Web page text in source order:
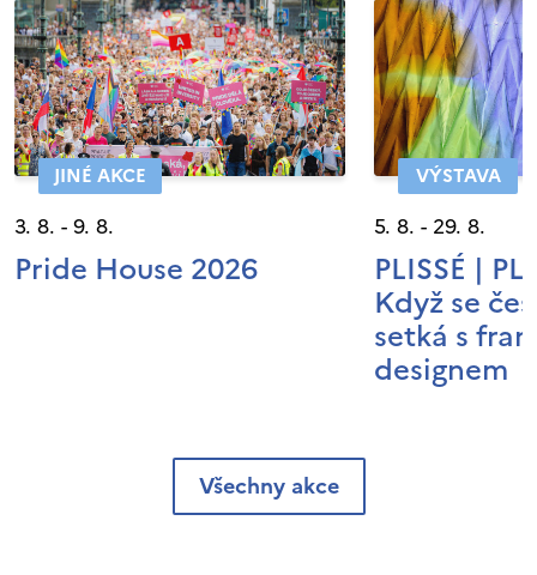
JINÉ AKCE
3. 8. - 9. 8.
Pride House 2026
VÝSTAVA
5. 8. - 29. 8.
PLISSÉ |
Když se
setká s
designem
Všechny akce